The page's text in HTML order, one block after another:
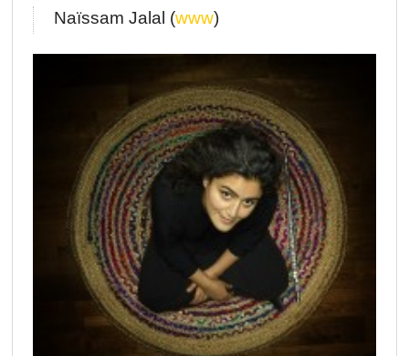
Naïssam Jalal (www)